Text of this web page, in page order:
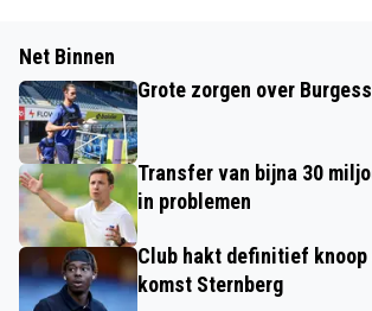
Net Binnen
Grote zorgen over
Transfer van bijna 30
in problemen
Club hakt definitief knoop
komst Sternberg